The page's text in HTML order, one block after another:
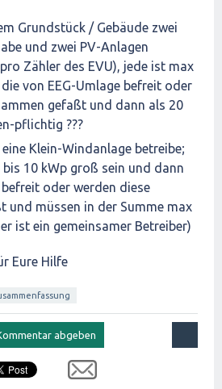
Grundstück / Gebäude zwei
und zwei PV-Anlagen
Zähler des EVU), jede ist max
von EEG-Umlage befreit oder
gefaßt und dann als 20
pflichtig ???
Klein-Windanlage betreibe;
bis 10 kWp groß sein und dann
oder werden diese
und müssen in der Summe max
ist ein gemeinsamer Betreiber)
Eure Hilfe